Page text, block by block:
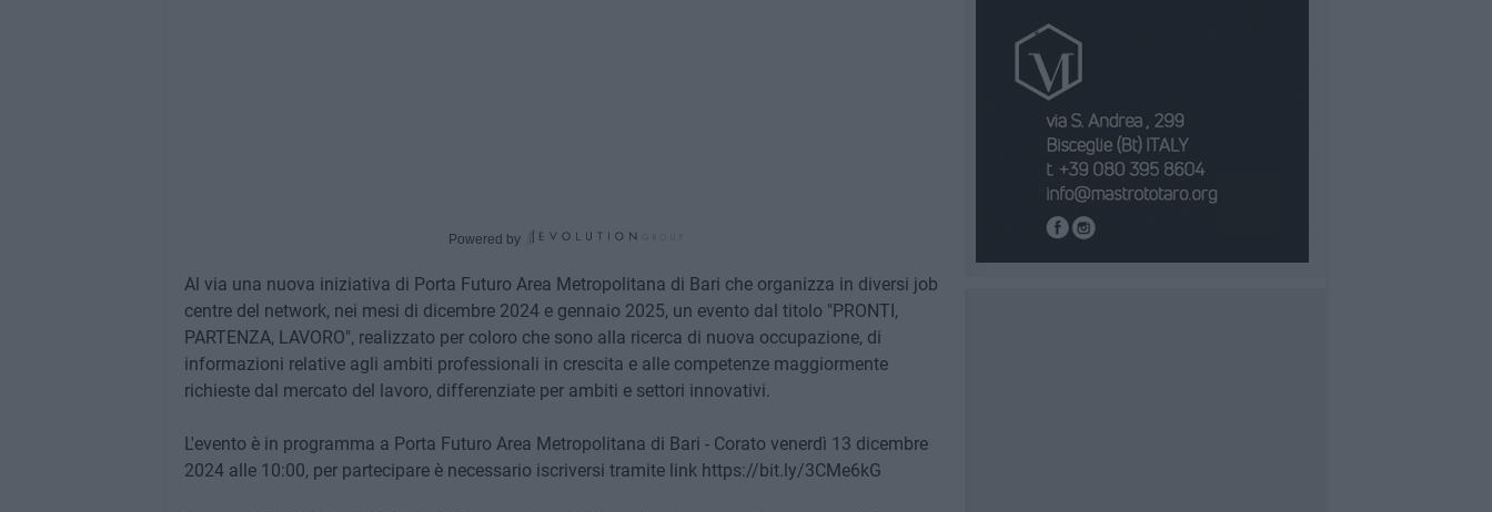
Powered by
Al via una nuova iniziativa di Porta Futuro Area Metropolitana di Bari che organizza in diversi job
centre del network, nei mesi di dicembre 2024 e gennaio 2025, un evento dal titolo "PRONTI,
PARTENZA, LAVORO", realizzato per coloro che sono alla ricerca di nuova occupazione, di
informazioni relative agli ambiti professionali in crescita e alle competenze maggiormente
richieste dal mercato del lavoro, differenziate per ambiti e settori innovativi.
L'evento è in programma a Porta Futuro Area Metropolitana di Bari - Corato venerdì 13 dicembre
2024 alle 10:00, per partecipare è necessario iscriversi tramite link https://bit.ly/3CMe6kG